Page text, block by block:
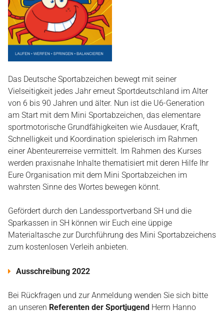
EHRENKODEX
CHRONIK
GESCHÄFTSTELLE
ANSPRECHPARTNER
ZUSCHÜSSE
SATZUNG & ORDNUNG
RICHTLINIEN
SPORTARTEN
KONTAKT
Das Deutsche Sportabzeichen bewegt mit seiner
Vielseitigkeit jedes Jahr erneut Sportdeutschland im Alter
von 6 bis 90 Jahren und älter. Nun ist die U6-Generation
am Start mit dem Mini Sportabzeichen, das elementare
sportmotorische Grundfähigkeiten wie Ausdauer, Kraft,
Schnelligkeit und Koordination spielerisch im Rahmen
einer Abenteurerreise vermittelt. Im Rahmen des Kurses
werden praxisnahe Inhalte thematisiert mit deren Hilfe Ihr
Eure Organisation mit dem Mini Sportabzeichen im
wahrsten Sinne des Wortes bewegen könnt.
Gefördert durch den Landessportverband SH und die
Sparkassen in SH können wir Euch eine üppige
Materialtasche zur Durchführung des Mini Sportabzeichens
zum kostenlosen Verleih anbieten.
Ausschreibung 2022
Bei Rückfragen und zur Anmeldung wenden Sie sich bitte
an unseren Referenten der Sportjugend Herrn Hanno